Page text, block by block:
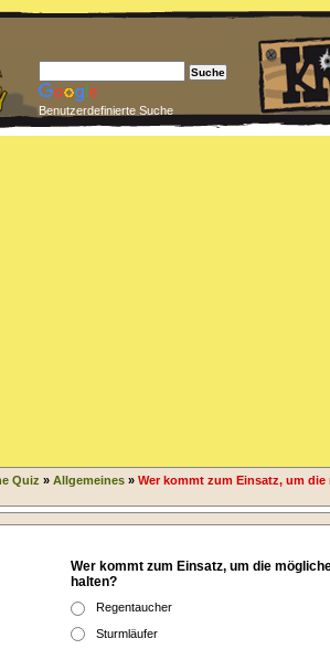
Benutzerdefinierte Suche
Quiz » Allgemeines » Wer kommt zum Einsatz, um
Wer kommt zum Einsatz, um die
halten?
Regentaucher
Sturmläufer